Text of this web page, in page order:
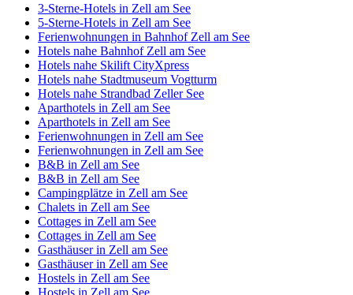
3-Sterne-Hotels in Zell am See
5-Sterne-Hotels in Zell am See
Ferienwohnungen in Bahnhof Zell am See
Hotels nahe Bahnhof Zell am See
Hotels nahe Skilift CityXpress
Hotels nahe Stadtmuseum Vogtturm
Hotels nahe Strandbad Zeller See
Aparthotels in Zell am See
Aparthotels in Zell am See
Ferienwohnungen in Zell am See
Ferienwohnungen in Zell am See
B&B in Zell am See
B&B in Zell am See
Campingplätze in Zell am See
Chalets in Zell am See
Cottages in Zell am See
Cottages in Zell am See
Gasthäuser in Zell am See
Gasthäuser in Zell am See
Hostels in Zell am See
Hostels in Zell am See